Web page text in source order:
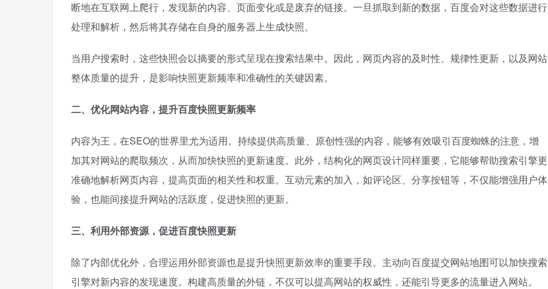
断地在互联网上爬行，发现新的内容、页面变化或是废弃的链接。一旦抓取到新的数据，百度会对这些数据进行
处理和解析，然后将其存储在自身的服务器上生成快照。
当用户搜索时，这些快照会以摘要的形式呈现在搜索结果中。因此，网页内容的及时性、规律性更新，以及网站
整体质量的提升，是影响快照更新频率和准确性的关键因素。
二、优化网站内容，提升百度快照更新频率
内容为王，在SEO的世界里尤为适用。持续提供高质量、原创性强的内容，能够有效吸引百度蜘蛛的注意，增
加其对网站的爬取频次，从而加快快照的更新速度。此外，结构化的网页设计同样重要，它能够帮助搜索引擎更
准确地解析网页内容，提高页面的相关性和权重。互动元素的加入，如评论区、分享按钮等，不仅能增强用户体
验，也能间接提升网站的活跃度，促进快照的更新。
三、利用外部资源，促进百度快照更新
除了内部优化外，合理运用外部资源也是提升快照更新效率的重要手段。主动向百度提交网站地图可以加快搜索
引擎对新内容的发现速度。构建高质量的外链，不仅可以提高网站的权威性，还能引导更多的流量进入网站。